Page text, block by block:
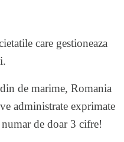
care gestioneaza
de marime, Romania
administrate exprimate
de doar 3 cifre!